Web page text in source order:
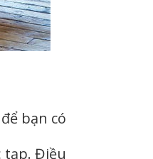
bạn có
tạp. Điều